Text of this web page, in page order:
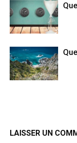
LAISSER UN